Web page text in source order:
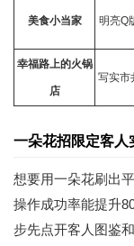
美食小当家 明亮Q
幸福路上的火锅
店
写实市
一朵花招限定客人
想要用一朵花刷出
操作成功率能提升
步先点开客人图鉴